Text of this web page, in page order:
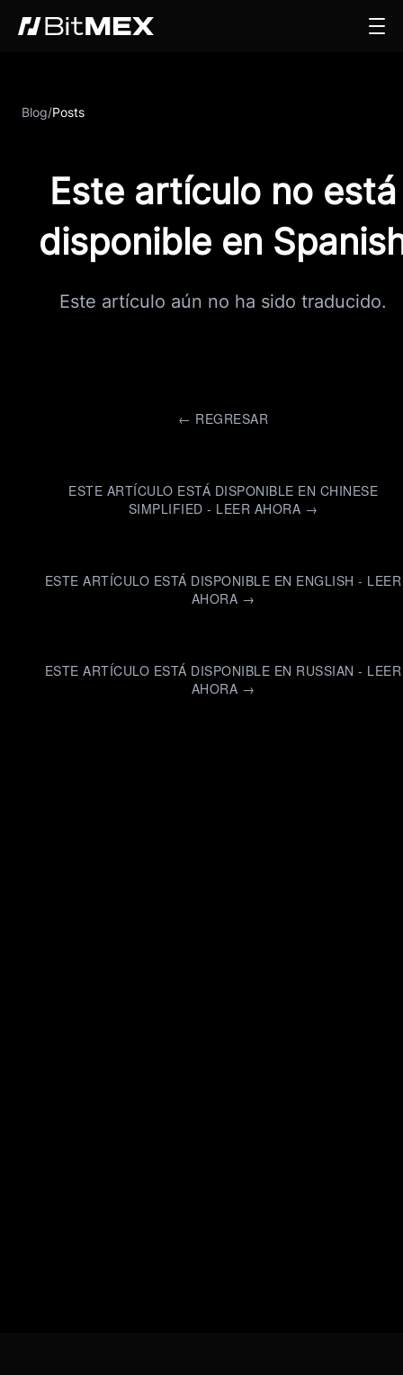
Blog/Posts
Este artículo no está
disponible en
Este artículo aún no ha sido traducido.
← REGRESAR
ESTE ARTÍCULO ESTÁ DISPONIBLE EN CHINESE
SIMPLIFIED - LEER AHORA →
ESTE ARTÍCULO ESTÁ DISPONIBLE EN ENGLISH - LEER
AHORA →
ESTE ARTÍCULO ESTÁ DISPONIBLE EN RUSSIAN - LEER
AHORA →